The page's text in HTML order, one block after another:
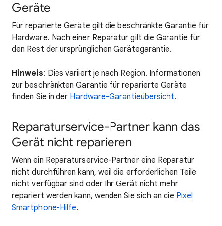
Geräte
Für reparierte Geräte gilt die beschränkte Garantie für
Hardware. Nach einer Reparatur gilt die Garantie für
den Rest der ursprünglichen Gerätegarantie.
Hinweis: Dies variiert je nach Region. Informationen
zur beschränkten Garantie für reparierte Geräte
finden Sie in der Hardware-Garantieübersicht.
Reparaturservice-Partner kann das
Gerät nicht reparieren
Wenn ein Reparaturservice-Partner eine Reparatur
nicht durchführen kann, weil die erforderlichen Teile
nicht verfügbar sind oder Ihr Gerät nicht mehr
repariert werden kann, wenden Sie sich an die Pixel
Smartphone-Hilfe.